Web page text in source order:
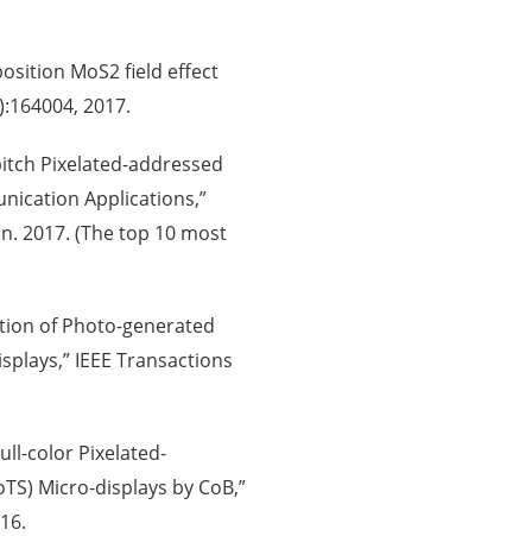
MoS2 field effect
2017.
Pixelated-addressed
Applications,”
2017. (The top 10 most
of Photo-generated
IEEE Transactions
color Pixelated-
Micro-displays by CoB,”